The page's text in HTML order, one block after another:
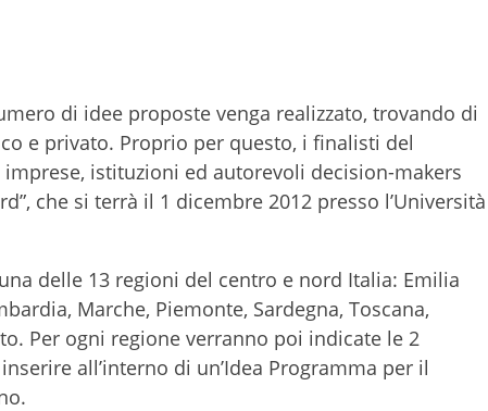
di idee proposte venga realizzato, trovando di
e privato. Proprio per questo, i finalisti del
istituzioni ed autorevoli decision-makers
che si terrà il 1 dicembre 2012 presso l’Università
delle 13 regioni del centro e nord Italia: Emilia
Marche, Piemonte, Sardegna, Toscana,
Per ogni regione verranno poi indicate le 2
all’interno di un’Idea Programma per il